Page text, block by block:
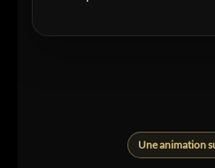
Une animation